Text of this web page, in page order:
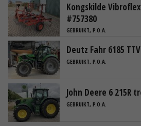
Kongskilde
#757380
GEBRUIKT, P.O.A.
Deutz Fahr 6185
GEBRUIKT, P.O.A.
John Deere 6 215R
GEBRUIKT, P.O.A.